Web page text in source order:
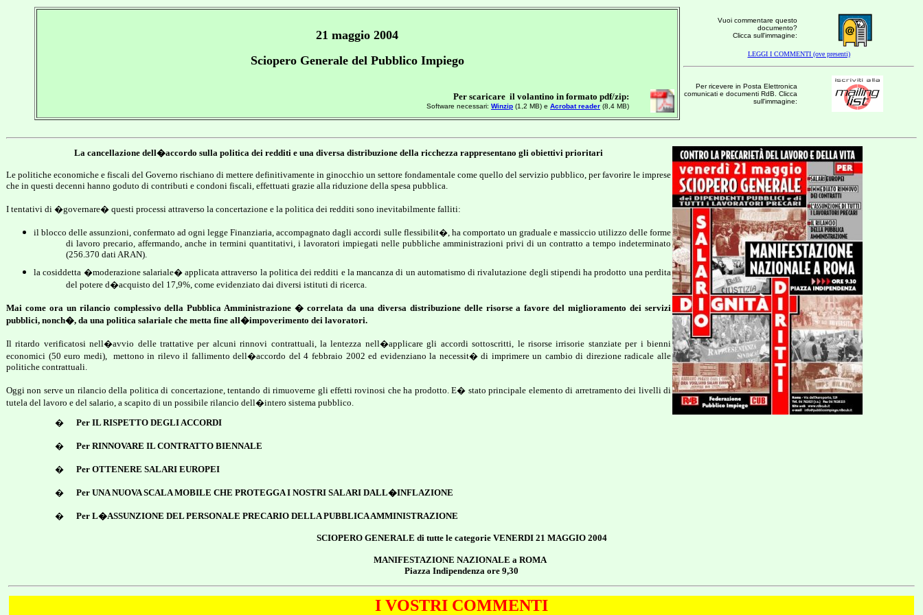
21 maggio 2004
Sciopero Generale del Pubblico Impiego
Per scaricare il volantino in formato pdf/zip:
Software necessari: Winzip (1,2 MB) e Acrobat reader (8,4 MB)
Vuoi commentare questo
documento?
Clicca sull'immagine:
LEGGI I COMMENTI (ove presenti)
Per ricevere in Posta Elettronica
comunicati e documenti RdB. Clicca
sull'immagine:
La cancellazione dell�accordo sulla politica dei redditi e una diversa distribuzione della ricchezza rappresentano gli obiettivi prioritari
Le politiche economiche e fiscali del Governo rischiano di mettere definitivamente in ginocchio un settore fondamentale come quello del servizio pubblico, per favorire le imprese
che in questi decenni hanno goduto di contributi e condoni fiscali, effettuati grazie alla riduzione della spesa pubblica.
I tentativi di �governare� questi processi attraverso la concertazione e la politica dei redditi sono inevitabilmente falliti:
il blocco delle assunzioni, confermato ad ogni legge Finanziaria, accompagnato dagli accordi sulle flessibilit�, ha comportato un graduale e massiccio utilizzo delle forme
di lavoro precario, affermando, anche in termini quantitativi, i lavoratori impiegati nelle pubbliche amministrazioni privi di un contratto a tempo indeterminato
(256.370 dati ARAN).
la cosiddetta �moderazione salariale� applicata attraverso la politica dei redditi e la mancanza di un automatismo di rivalutazione degli stipendi ha prodotto una perdita
del potere d�acquisto del 17,9%, come evidenziato dai diversi istituti di ricerca.
Mai come ora un rilancio complessivo della Pubblica Amministrazione � correlata da una diversa distribuzione delle risorse a favore del miglioramento dei servizi
pubblici, nonch�, da una politica salariale che metta fine all�impoverimento dei lavoratori.
Il ritardo verificatosi nell�avvio delle trattative per alcuni rinnovi contrattuali, la lentezza nell�applicare gli accordi sottoscritti, le risorse irrisorie stanziate per i bienni
economici (50 euro medi),
mettono in rilevo il fallimento dell�accordo del 4 febbraio 2002 ed evidenziano la necessit� di imprimere un cambio di direzione radicale alle
politiche contrattuali.
Oggi non serve un rilancio della politica di concertazione, tentando di rimuoverne gli effetti rovinosi che ha prodotto. E� stato principale elemento di arretramento dei livelli di
tutela del lavoro e del salario, a scapito di un possibile rilancio dell�intero sistema pubblico.
�
Per IL RISPETTO DEGLI ACCORDI
� Per RINNOVARE IL CONTRATTO BIENNALE
� Per OTTENERE SALARI EUROPEI
� Per UNA NUOVA SCALA MOBILE CHE PROTEGGA I NOSTRI SALARI DALL�INFLAZIONE
� Per L�ASSUNZIONE DEL PERSONALE PRECARIO DELLA PUBBLICA AMMINISTRAZIONE
SCIOPERO GENERALE di tutte le categorie VENERDI 21 MAGGIO 2004
MANIFESTAZIONE NAZIONALE a ROMA
Piazza Indipendenza ore 9,30
I VOSTRI COMMENTI